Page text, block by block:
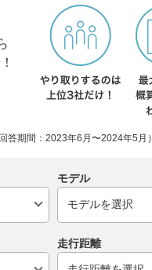
期間：2023年6月〜2024年5月）
モデル
走行距離